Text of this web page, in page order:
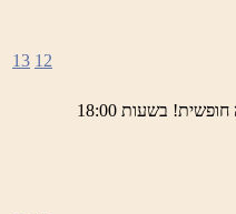
ימי חמישי באתר השחזור בראש פינה מוזמנים לחוויה תרבותית, להנות מהיופי של ראש פינה העתיקה, עם שלל גלריות, דוכנים, הופעות חיות, בירה, ופעילות לילדים ואוכל! הכניסה חופשית! בשעות 18:00
12
13